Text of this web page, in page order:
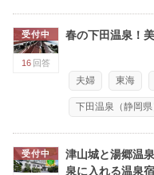
受付中
16 回答
春の下田温泉！
夫婦 東海
下田温泉（静岡県
受付中
津山城と湯郷温
泉に入れる温泉